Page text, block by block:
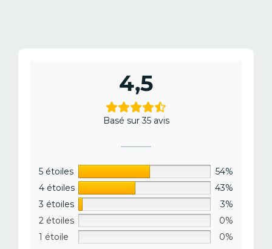
4,5
Basé sur 35 avis
5 étoiles
54%
4 étoiles
43%
3 étoiles
3%
2 étoiles
0%
1 étoile
0%